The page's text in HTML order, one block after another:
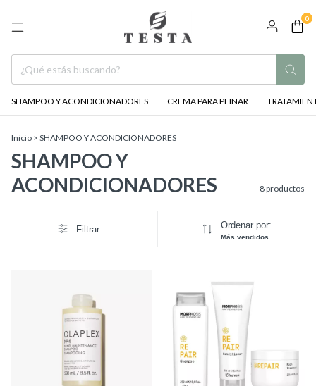
0
SHAMPOO Y ACONDICIONADORES CREMA PARA PEINAR
Inicio > SHAMPOO Y ACONDICIONADORES
SHAMPOO Y
ACONDICIONADORES
8 productos
Filtrar Ordenar por:
Más vendidos